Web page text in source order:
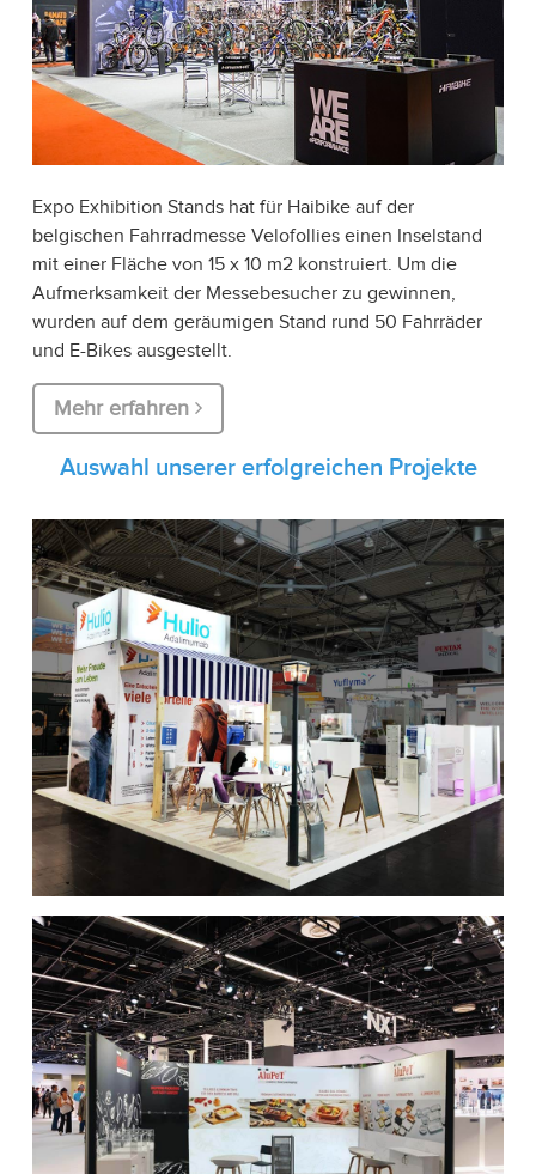
Expo Exhibition Stands hat für Haibike auf der
belgischen Fahrradmesse Velofollies einen Inselstand
mit einer Fläche von 15 x 10 m2 konstruiert. Um die
Aufmerksamkeit der Messebesucher zu gewinnen,
wurden auf dem geräumigen Stand rund 50 Fahrräder
und E-Bikes ausgestellt.
Mehr erfahren
Auswahl unserer erfolgreichen Projekte